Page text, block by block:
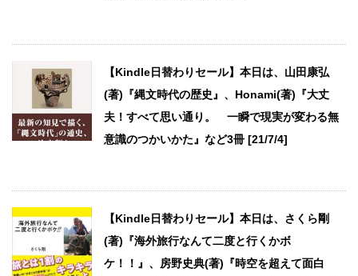
【Kindle日替わりセール】本日は、山田康弘
(著)『縄文時代の歴史』、Honami(著)『大丈
夫！すべて思い通り。 一瞬で現実が変わる無
意識のつかいかた』など3冊 [21/7/4]
【Kindle日替わりセール】本日は、さくら剛
(著)『海外旅行なんて二度と行くかボ
ケ！！』、房野史典(著)『時空を超えて面白